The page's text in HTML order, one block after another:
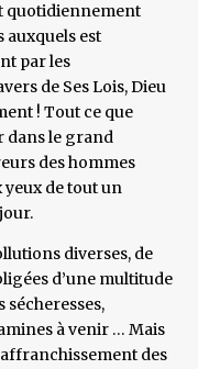
quotidiennement
auxquels est
par les
de Ses Lois, Dieu
! Tout ce que
dans le grand
des hommes
de tout un
diverses, de
d’une multitude
sécheresses,
à venir … Mais
des